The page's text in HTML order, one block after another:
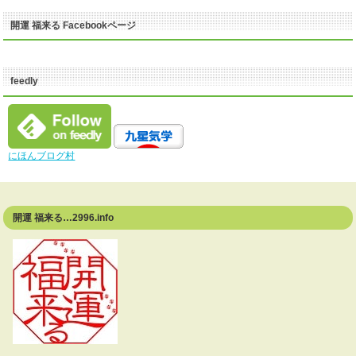
開運 福来る Facebookページ
feedly
にほんブログ村
開運 福来る…2996.info